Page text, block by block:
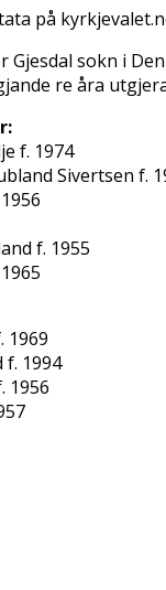
på
Gjesdal sokn i
fire åra
f. 1974
Sivertsen f.
f. 1955
1969
f. 1994
1956